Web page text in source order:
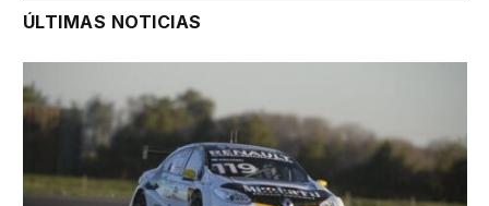
ÚLTIMAS NOTICIAS